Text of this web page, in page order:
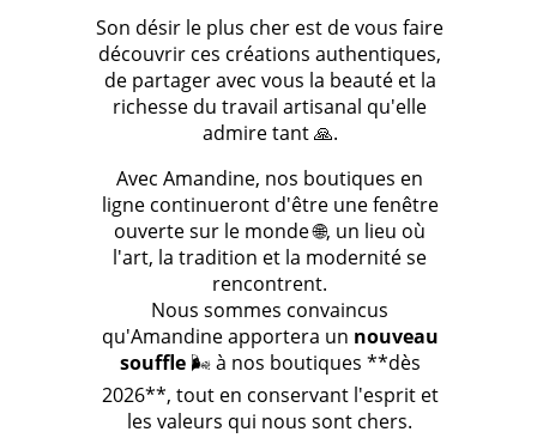
Son désir le plus cher est de vous faire
découvrir ces créations authentiques,
de partager avec vous la beauté et la
richesse du travail artisanal qu'elle
admire tant 🙏.
Avec Amandine, nos boutiques en
ligne continueront d'être une fenêtre
ouverte sur le monde 🌐, un lieu où
l'art, la tradition et la modernité se
rencontrent.
Nous sommes convaincus
qu'Amandine apportera un nouveau
souffle🌬️ à nos boutiques **dès
2026**, tout en conservant l'esprit et
les valeurs qui nous sont chers.